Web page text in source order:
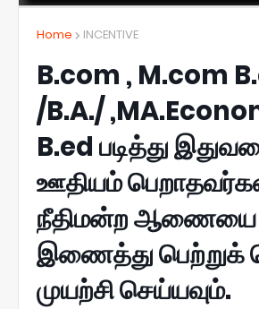
Home INCENTIVE
B.com , M.com
/B.A./
B.ed படித்து
ஊதியம்
நீதிமன்ற ஆணையை
இணைத்து
முயற்சி செய்யவும்.